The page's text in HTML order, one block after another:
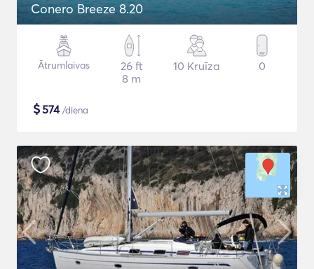
Conero Breeze 8.20
Ātrumlaivas
26 ft
8 m
10 Kruīza 0
$574/diena